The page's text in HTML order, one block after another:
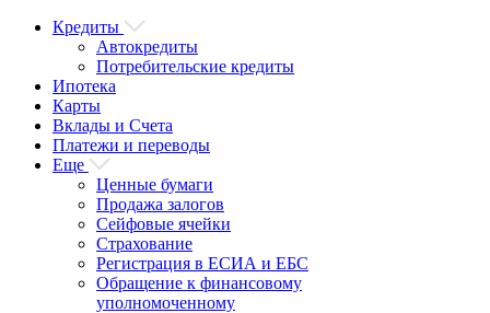
Кредиты
Автокредиты
Потребительские кредиты
Ипотека
Карты
Вклады и Счета
Платежи и переводы
Еще
Ценные бумаги
Продажа залогов
Сейфовые ячейки
Страхование
Регистрация в ЕСИА и ЕБС
Обращение к финансовому
уполномоченному